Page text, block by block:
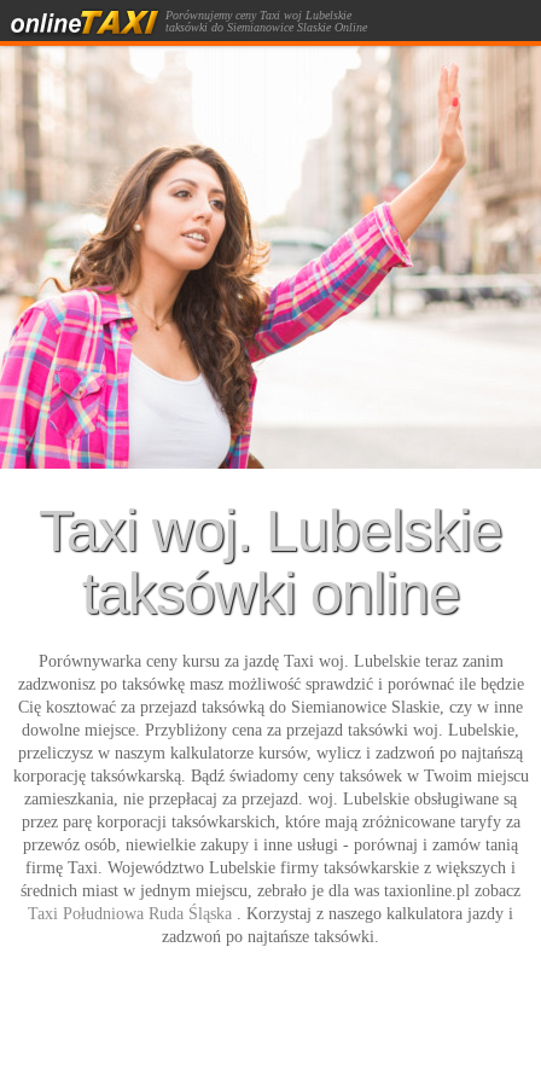
Porównujemy ceny Taxi woj Lubelskie
taksówki do Siemianowice Slaskie Online
kalkulator kursów taksówką.
Taxi woj. Lubelskie
taksówki online
Porównywarka ceny kursu za jazdę Taxi woj. Lubelskieteraz zanim
zadzwonisz po taksówkę masz możliwość sprawdzić i porównać ile będzie
Cię kosztować za przejazd taksówką do Siemianowice Slaskie, czy w inne
dowolne miejsce. Przybliżony cena za przejazd taksówki woj. Lubelskie,
przeliczysz w naszym kalkulatorze kursów, wylicz i zadzwoń po najtańszą
korporację taksówkarską. Bądź świadomy ceny taksówek w Twoim miejscu
zamieszkania, nie przepłacaj za przejazd. woj. Lubelskie obsługiwane są
przez parę korporacji taksówkarskich, które mają zróżnicowane taryfy za
przewóz osób, niewielkie zakupy i inne usługi - porównaj i zamów tanią
firmę Taxi. Województwo Lubelskie firmy taksówkarskie z większych i
średnich miast w jednym miejscu, zebrało je dla was taxionline.pl zobacz
Taxi Południowa Ruda Śląska . Korzystaj z naszego kalkulatora jazdy i
zadzwoń po najtańsze taksówki.